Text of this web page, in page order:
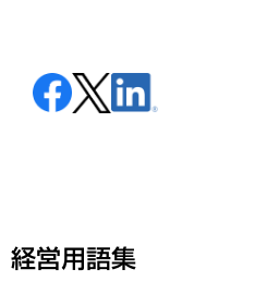
経営用語集